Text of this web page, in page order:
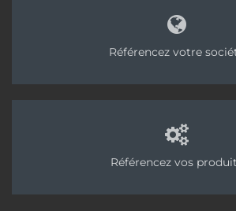
Référencez votre
Référencez vos